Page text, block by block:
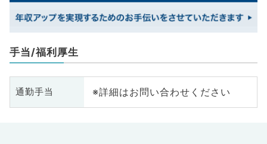
手当/福利厚生
通勤手当 ※詳細はお問い合わせください